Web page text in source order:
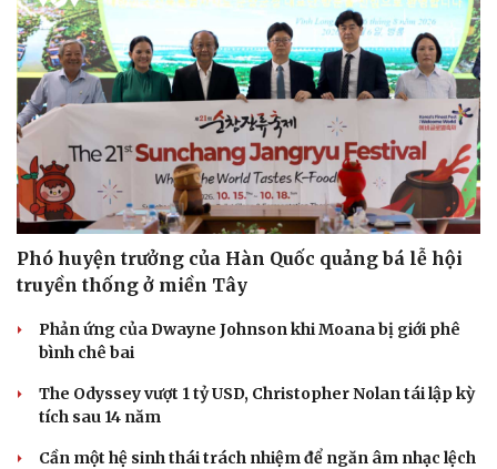
Phó huyện trưởng của Hàn Quốc quảng bá lễ hội
truyền thống ở miền Tây
Phản ứng của Dwayne Johnson khi Moana bị giới phê
bình chê bai
The Odyssey vượt 1 tỷ USD, Christopher Nolan tái lập kỳ
tích sau 14 năm
Cần một hệ sinh thái trách nhiệm để ngăn âm nhạc lệch